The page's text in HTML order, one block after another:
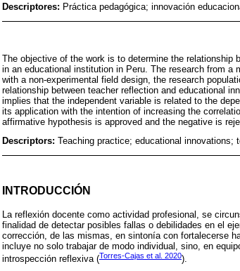
Descriptores: Práctica pedagógica; innovación
The objective of the work is to determine the relationship
in an educational institution in Peru. The research from a
with a non-experimental field design, the research
relationship between teacher reflection and educational
implies that the independent variable is related to the
its application with the intention of increasing the
affirmative hypothesis is approved and the negative is
Descriptors: Teaching practice; educational innovations;
INTRODUCCIÓN
La reflexión docente como actividad profesional, se
finalidad de detectar posibles fallas o debilidades en el
corrección, de las mismas, en sintonía con fortalecerse
incluye no solo trabajar de modo individual, sino, en
introspección reflexiva (Torres-Cajas et al. 2020).